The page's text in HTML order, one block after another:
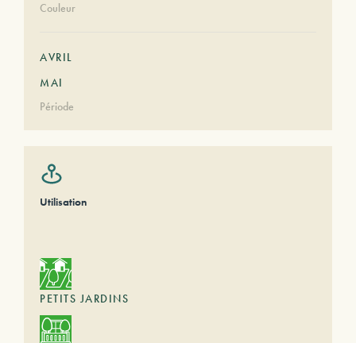
Couleur
AVRIL
MAI
Période
Utilisation
PETITS JARDINS